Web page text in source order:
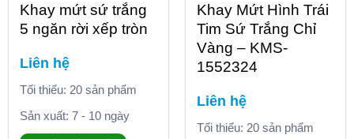
Khay mứt sứ trắng
5 ngăn rời xếp tròn
Liên hệ
Tối thiểu: 20 sản phẩm
Sản xuất: 7 - 10 ngày
Khay Mứt Hình Trái
Tim Sứ Trắng Chỉ
Vàng – KMS-
1552324
Liên hệ
Tối thiểu: 20 sản phẩm